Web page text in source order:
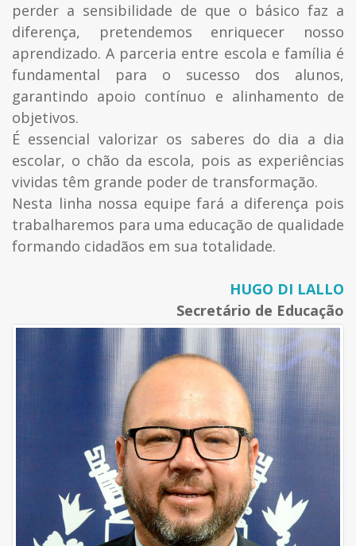
perder a sensibilidade de que o básico faz a
diferença, pretendemos enriquecer nosso
aprendizado. A parceria entre escola e família é
fundamental para o sucesso dos alunos,
garantindo apoio contínuo e alinhamento de
objetivos.
É essencial valorizar os saberes do dia a dia
escolar, o chão da escola, pois as experiências
vividas têm grande poder de transformação.
Nesta linha nossa equipe fará a diferença pois
trabalharemos para uma educação de qualidade
formando cidadãos em sua totalidade.
HUGO DI LALLO
Secretário de Educação